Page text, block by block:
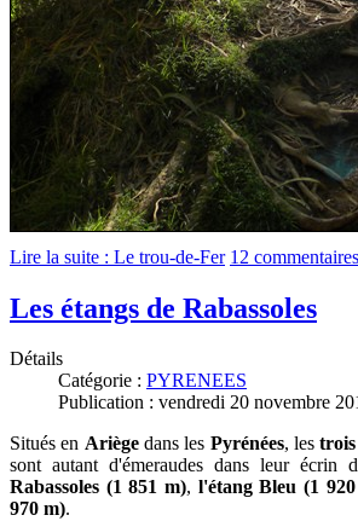
Lire la suite : Le trou-de-Fer 12 commentaires
Les étangs de Rabassoles
Détails
Catégorie : PYRENEES
Publication : vendredi 20 novembre
Situés en Ariègedans les Pyrénées, lestrois
sont autant d'émeraudes dans leur écrin
Rabassoles (1 851 m), l'étang Bleu (1
970 m).